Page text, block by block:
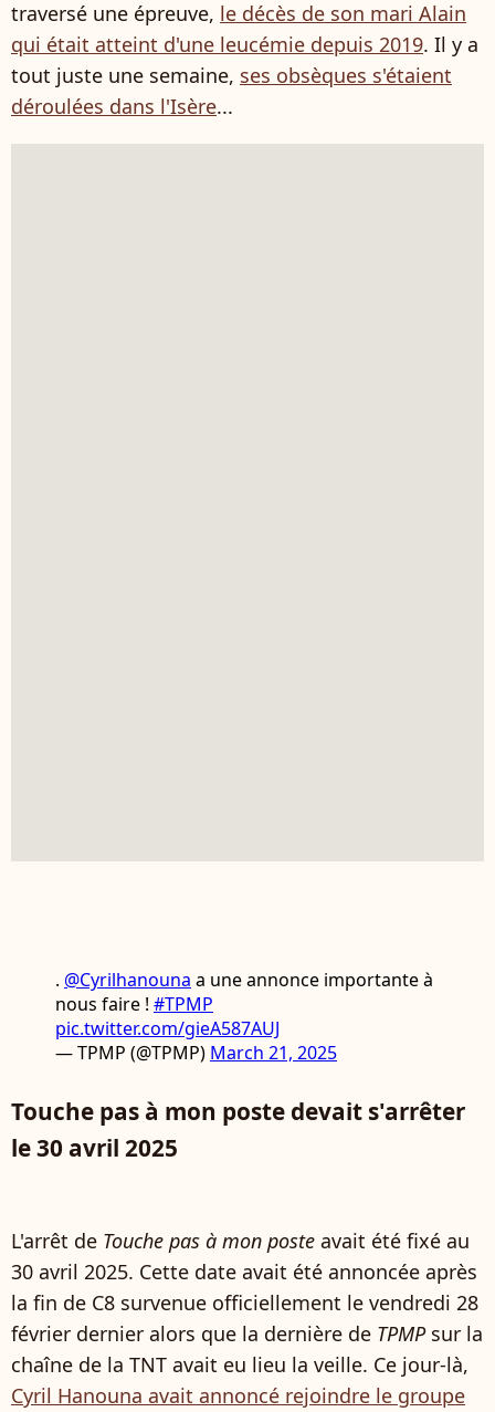
traversé une épreuve, le décès de son mari Alain
qui était atteint d'une leucémie depuis 2019. Il y a
tout juste une semaine, ses obsèques s'étaient
déroulées dans l'Isère...
. @Cyrilhanouna a une annonce importante à
nous faire ! #TPMP
pic.twitter.com/gieA587AUJ
— TPMP (@TPMP) March 21, 2025
Touche pas à mon poste devait s'arrêter
le 30 avril 2025
L'arrêt de Touche pas à mon poste avait été fixé au
30 avril 2025. Cette date avait été annoncée après
la fin de C8 survenue officiellement le vendredi 28
février dernier alors que la dernière de TPMPsur la
chaîne de la TNT avait eu lieu la veille. Ce jour-là,
Cyril Hanouna avait annoncé rejoindre le groupe